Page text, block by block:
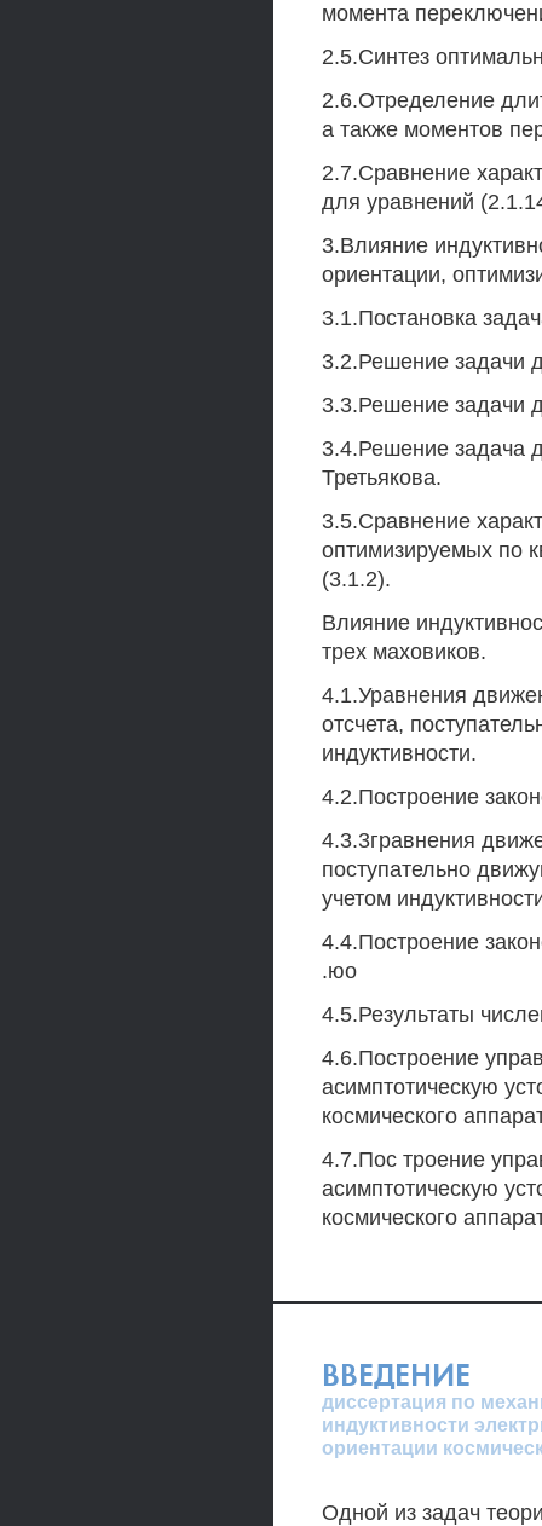
момента
2.5.Синтез
2.6.Отределение
а также моментов
2.7.Сравнение
для уравнений
3.Влияние
ориентации,
3.1.Постановка
3.2.Решение задачи
3.3.Решение задачи
3.4.Решение задача
Третьякова.
3.5.Сравнение
оптимизируемых по
(3.1.2).
Влияние
трех маховиков.
4.1.Уравнения
отсчета,
индуктивности.
4.2.Построение
4.3.3гравнения
поступательно
учетом
4.4.Построение
.юо
4.5.Результаты
4.6.Построение
асимптотическую
космического
4.7.Пос троение
асимптотическую
космического
ВВЕДЕНИЕ
диссертация по
индуктивности
ориентации
Одной из задач